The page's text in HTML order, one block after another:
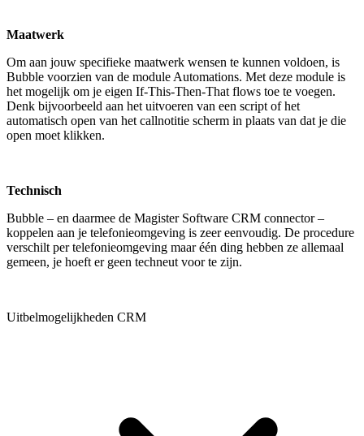
Maatwerk
Om aan jouw specifieke maatwerk wensen te kunnen voldoen, is
Bubble voorzien van de module Automations. Met deze module is
het mogelijk om je eigen If-This-Then-That flows toe te voegen.
Denk bijvoorbeeld aan het uitvoeren van een script of het
automatisch open van het callnotitie scherm in plaats van dat je die
open moet klikken.
Technisch
Bubble – en daarmee de Magister Software CRM connector –
koppelen aan je telefonieomgeving is zeer eenvoudig. De procedure
verschilt per telefonieomgeving maar één ding hebben ze allemaal
gemeen, je hoeft er geen techneut voor te zijn.
Uitbelmogelijkheden CRM